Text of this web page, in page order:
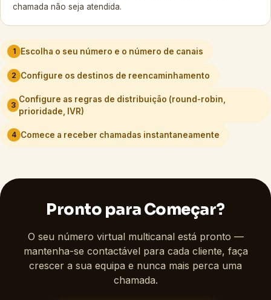
chamada não seja atendida.
1 Escolha o seu número e o número de canais
2 Configure os destinos de reencaminhamento
3
Configure as regras de distribuição (round-robin,
prioridade, IVR)
4 Comece a receber chamadas instantaneamente
Pronto para Começar?
O seu número virtual multicanal está pronto —
mantenha-se contactável para cada cliente, faça
crescer a sua equipa e nunca mais perca uma
chamada.